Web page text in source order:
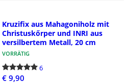
Kruzifix aus Mahagoniholz mit
Christuskőrper und INRI aus
versilbertem Metall, 20 cm
VORRÄTIG
6
€ 9,90